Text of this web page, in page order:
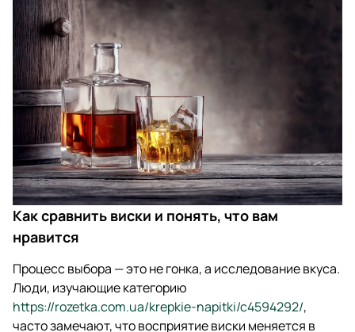
Как сравнить виски и понять, что вам
нравится
Процесс выбора — это не гонка, а исследование вкуса.
Люди, изучающие категорию
https://rozetka.com.ua/krepkie-napitki/c4594292/,
часто замечают, что восприятие виски меняется в